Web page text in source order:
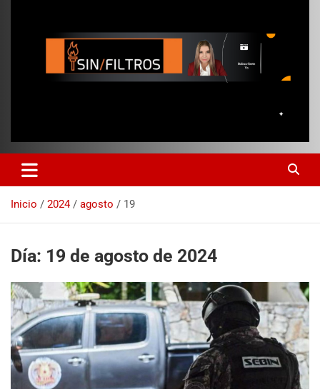
Inicio 2024 agosto 19
Día: 19 de agosto de 2024